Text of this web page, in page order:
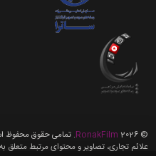
©
2026
RonakFilm. تمامی حقوق محفوظ
علائم تجاری، تصاویر و محتوای مرتبط متعلق